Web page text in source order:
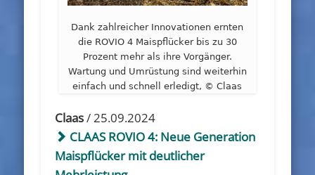
Dank zahlreicher Innovationen ernten
die ROVIO 4 Maispflücker bis zu 30
Prozent mehr als ihre Vorgänger.
Wartung und Umrüstung sind weiterhin
einfach und schnell erledigt, © Claas
Claas/ 25.09.2024
CLAAS ROVIO 4: Neue Generation
Maispflücker mit deutlicher